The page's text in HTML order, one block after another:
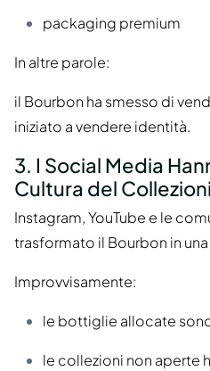
packaging premium
In altre parole:
il Bourbon ha smesso di
iniziato a vendere identità.
3. I Social Media
Cultura del
Instagram, YouTube e le
trasformato il Bourbon in
Improvvisamente:
le bottiglie allocate
le collezioni non aperte